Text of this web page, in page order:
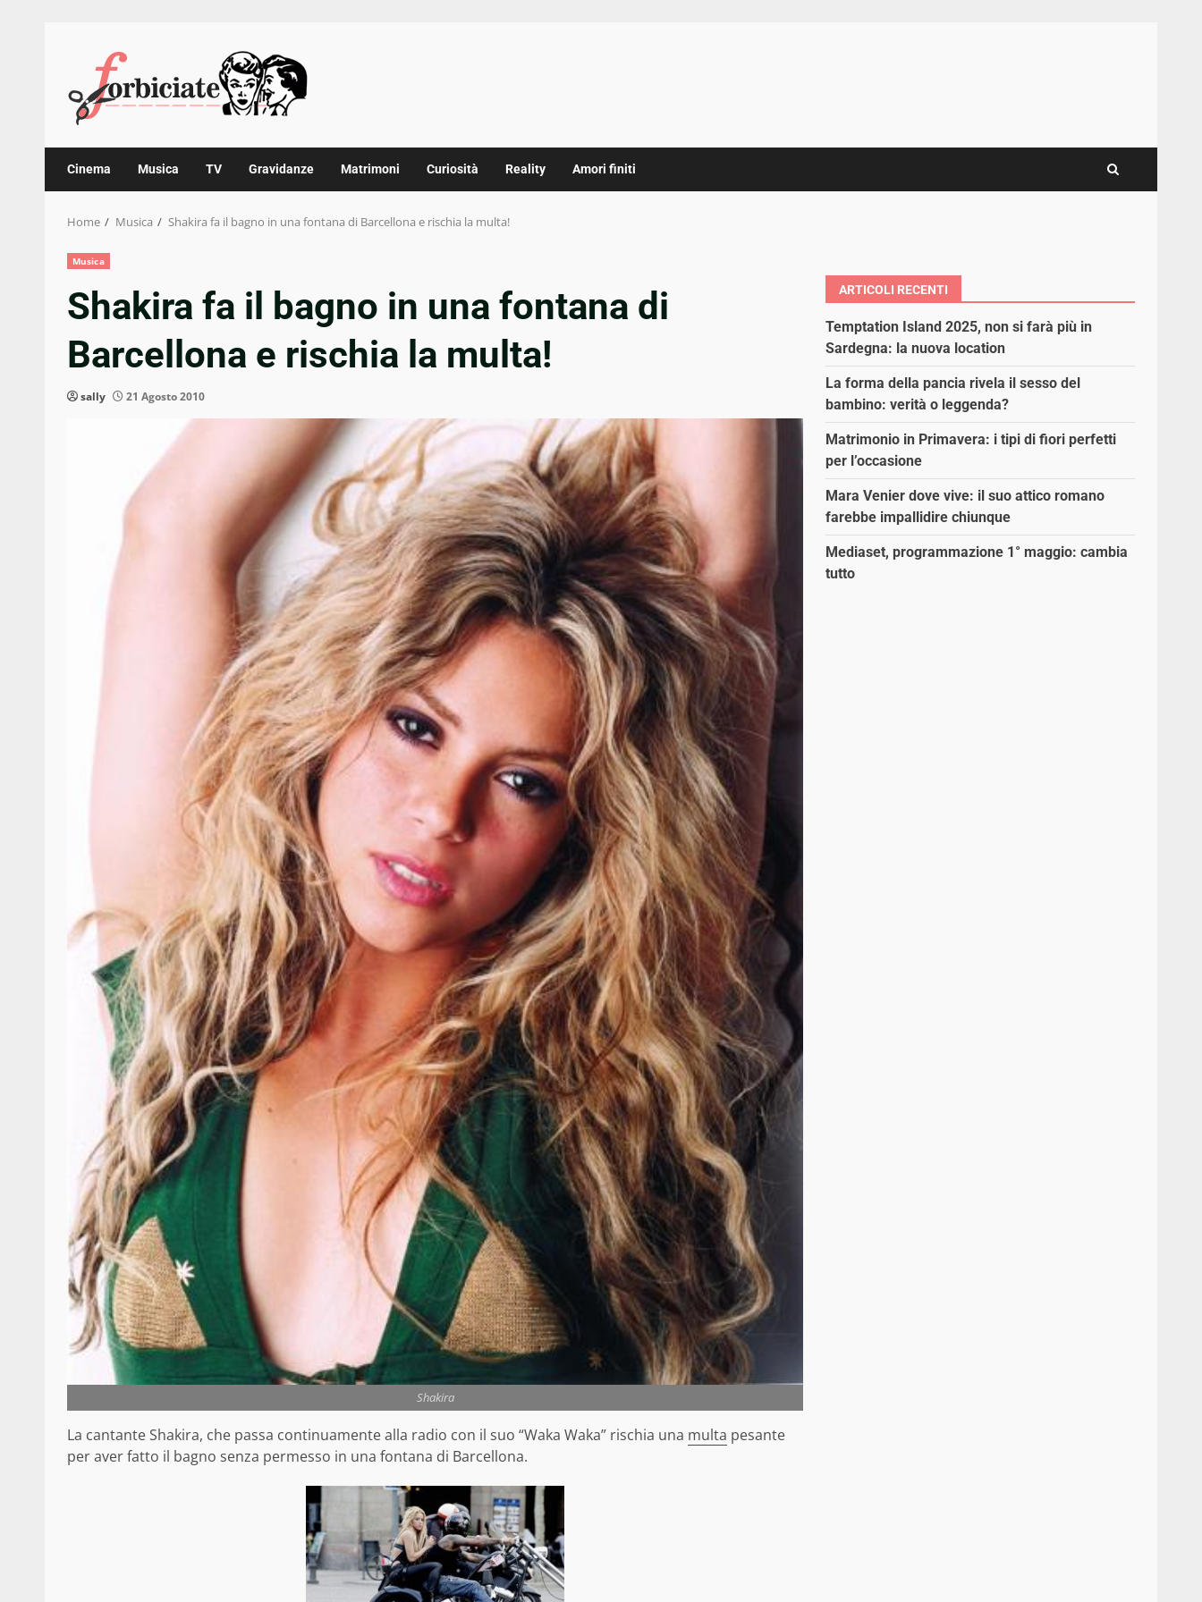
content
Cinema Musica TV Gravidanze Matrimoni Curiosità Reality Amori finiti
Home Musica Shakira fa il bagno in una fontana di Barcellona e rischia la multa!
Musica
Shakira fa il bagno in una fontana di
Barcellona e rischia la multa!
sally 21 Agosto 2010
Shakira
La cantante Shakira, che passa continuamente alla radio con il suo “Waka Waka” rischia una multa pesante
per aver fatto il bagno senza permesso in una fontana di Barcellona.
ARTICOLI RECENTI
Temptation Island 2025, non si farà più in
Sardegna: la nuova location
La forma della pancia rivela il sesso del
bambino: verità o leggenda?
Matrimonio in Primavera: i tipi di fiori perfetti
per l’occasione
Mara Venier dove vive: il suo attico romano
farebbe impallidire chiunque
Mediaset, programmazione 1° maggio: cambia
tutto